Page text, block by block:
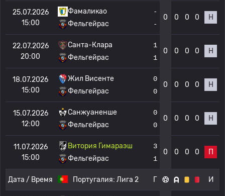
25.07.2026
15:00
Фамаликао
Фельгейрас
-
-
0 0 0 0 Н
22.07.2026
20:00
Санта-Клара
Фельгейрас
1
1
0 0 0 0 Н
18.07.2026
15:00
Жил Висенте
Фельгейрас
0
0
0 0 0 0 Н
15.07.2026
12:00
Санжуаненше
Фельгейрас
0
0
0 0 0 0 Н
11.07.2026
15:00
Витория Гимараэш
Фельгейрас
3
1
0 0 0 0 П
Дата / Время Португалия: Лига 2 Г И